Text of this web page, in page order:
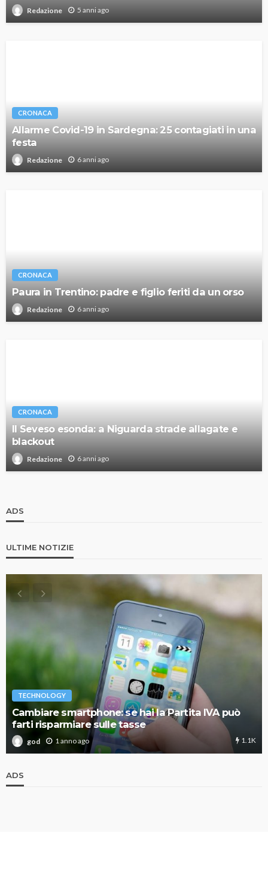
Redazione 5 anni ago
CRONACA
Allarme Covid-19 in Sardegna: 25 contagiati in una
festa
Redazione 6 anni ago
CRONACA
Paura in Trentino: padre e figlio feriti da un orso
Redazione 6 anni ago
CRONACA
Il Seveso esonda: a Niguarda strade allagate e
blackout
Redazione 6 anni ago
ADS
ULTIME NOTIZIE
TECHNOLOGY
Cambiare smartphone: se hai la Partita IVA può
farti risparmiare sulle tasse
god 1 anno ago 1.1K
ADS